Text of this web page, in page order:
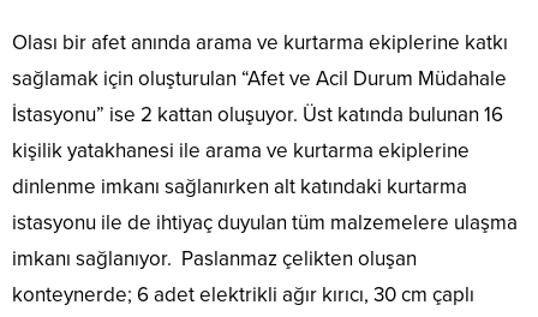
Olası bir afet anında arama ve kurtarma ekiplerine katkı
sağlamak için oluşturulan “Afet ve Acil Durum Müdahale
İstasyonu” ise 2 kattan oluşuyor. Üst katında bulunan 16
kişilik yatakhanesi ile arama ve kurtarma ekiplerine
dinlenme imkanı sağlanırken alt katındaki kurtarma
istasyonu ile de ihtiyaç duyulan tüm malzemelere ulaşma
imkanı sağlanıyor. Paslanmaz çelikten oluşan
konteynerde; 6 adet elektrikli ağır kırıcı, 30 cm çaplı